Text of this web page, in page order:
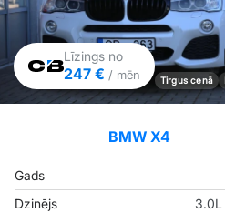
Līzings no
247 € / mēn Tirgus cenā
BMW X4
Gads
Dzinējs
3.0L